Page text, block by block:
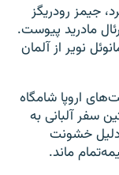
جیمز رودریگز
مادرید پیوست.
نویر از آلمان
اروپا شامگاه
سفر آلبانی به
به دلیل خشونت
ماند.